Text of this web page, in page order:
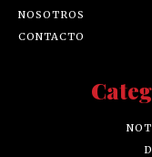
NOSOTROS
CONTACTO